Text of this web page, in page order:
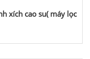
xích cao su( máy lọc